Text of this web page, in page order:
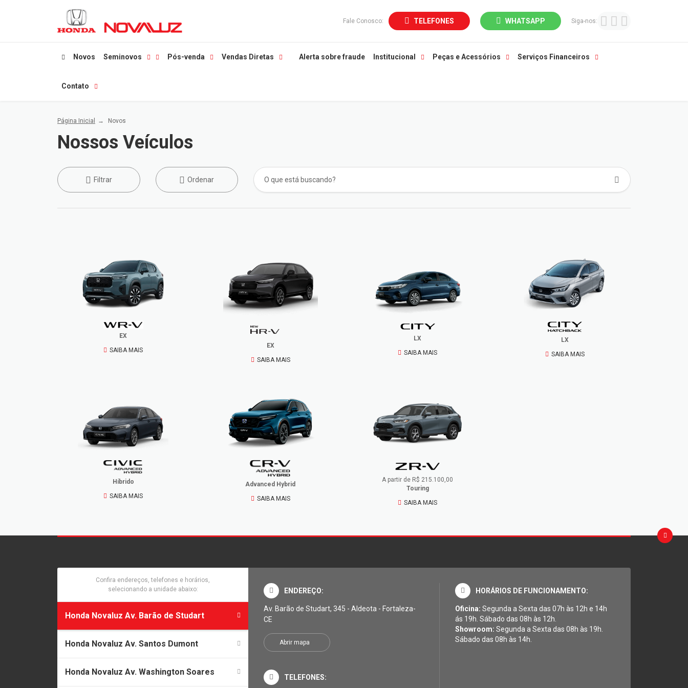
Fale Conosco: TELEFONES WHATSAPP Siga-nos:
Novos Seminovos Pós-venda Vendas Diretas Alerta sobre fraude Institucional Peças e Acessórios Serviços Financeiros
Contato
Página Inicial Novos
Nossos Veículos
Filtrar Ordenar
EX
SAIBA MAIS
EX
SAIBA MAIS
LX
SAIBA MAIS
LX
SAIBA MAIS
Híbrido
SAIBA MAIS
Advanced Hybrid
SAIBA MAIS
A partir de R$ 215.100,00
Touring
SAIBA MAIS
Confira endereços, telefones e horários,
selecionando a unidade abaixo:
Honda Novaluz Av. Barão de Studart
Honda Novaluz Av. Santos Dumont
Honda Novaluz Av. Washington Soares
ENDEREÇO:
Av. Barão de Studart, 345 - Aldeota - Fortaleza-
CE
Abrir mapa
TELEFONES:
HORÁRIOS DE FUNCIONAMENTO:
Oficina: Segunda a Sexta das 07h às 12h e 14h
ás 19h. Sábado das 08h às 12h.
Showroom: Segunda a Sexta das 08h às 19h.
Sábado das 08h às 14h.